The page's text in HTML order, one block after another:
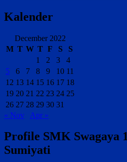
Kalender
December 2022
M T W T F S
S
1
2 3
4
5
6 7 8 9 10 11
12 13 14 15 16 17 18
19 20 21 22 23 24 25
26 27 28 29 30 31
« Nov
Apr »
Profile SMK Swagaya
Sumiyati